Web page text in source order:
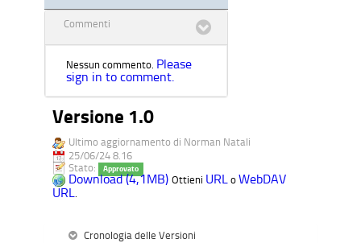
Commenti
Nessun commento. Please
sign in to comment.
Versione 1.0
Ultimo aggiornamento di Norman Natali
25/06/24 8.16
Stato:
Approvato
Download (4,1MB) Ottieni URL o WebDAV
URL.
Cronologia delle Versioni